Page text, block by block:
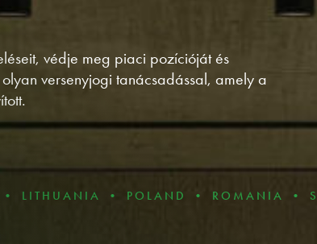
védje meg piaci pozícióját és
versenyjogi tanácsadással, amely a
• POLAND • ROMANIA •